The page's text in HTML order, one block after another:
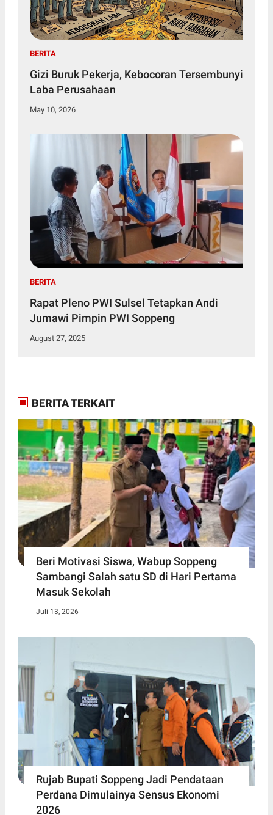
BERITA
Gizi Buruk Pekerja, Kebocoran Tersembunyi
Laba Perusahaan
May 10, 2026
BERITA
Rapat Pleno PWI Sulsel Tetapkan Andi
Jumawi Pimpin PWI Soppeng
August 27, 2025
BERITA TERKAIT
Beri Motivasi Siswa, Wabup Soppeng
Sambangi Salah satu SD di Hari Pertama
Masuk Sekolah
Juli 13, 2026
Rujab Bupati Soppeng Jadi Pendataan
Perdana Dimulainya Sensus Ekonomi
2026